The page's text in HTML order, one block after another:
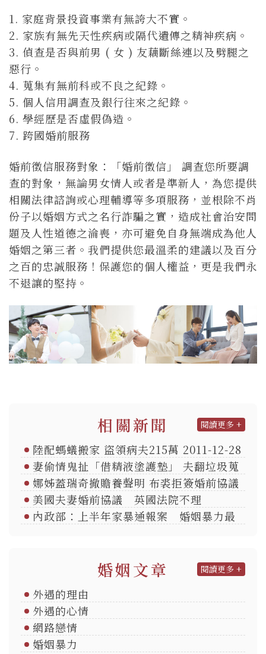
1. 家庭背景投資事業有無誇大不實。
2. 家族有無先天性疾病或隔代遺傳之精神疾病。
3. 偵查是否與前男 ( 女 ) 友藕斷絲連以及劈腿之
惡行。
4. 蒐集有無前科或不良之紀錄。
5. 個人信用調查及銀行往來之紀錄。
6. 學經歷是否虛假偽造。
7. 跨國婚前服務
婚前徵信服務對象：「婚前徵信」 調查您所要調
查的對象，無論男女情人或者是準新人，為您提供
相關法律諮詢或心理輔導等多項服務，並根除不肖
份子以婚姻方式之名行詐騙之實，造成社會治安問
題及人性道德之淪喪，亦可避免自身無端成為他人
婚姻之第三者。我們提供您最溫柔的建議以及百分
之百的忠誠服務！保護您的個人權益，更是我們永
不退讓的堅持。
相關新聞 閱讀更多 +
陸配螞蟻搬家 盜領病夫215萬 2011-12-28
妻偷情鬼扯「借精液塗護墊」 夫翻垃圾蒐
證 2011-09-16
娜姊蓋瑞奇撤贍養聲明 布裘拒簽婚前協議
美國夫妻婚前協議 英國法院不理
內政部：上半年家暴通報案 婚姻暴力最
婚姻文章 閱讀更多 +
外遇的理由
外遇的心情
網路戀情
婚姻暴力